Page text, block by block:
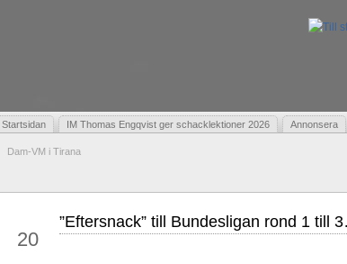
Startsidan IM Thomas Engqvist ger schacklektioner 2026 Annonsera
Dam-VM i Tirana
20
”Eftersnack” till Bundesligan rond 1 till